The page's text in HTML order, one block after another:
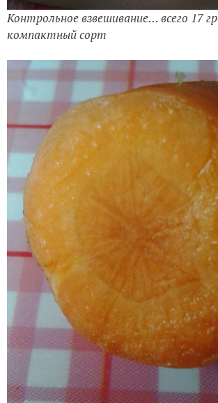
Контрольное взвешивание… всего 17
компактный сорт